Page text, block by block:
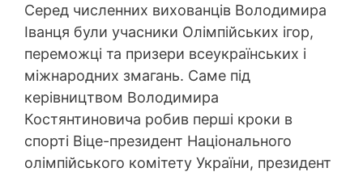
Серед численних вихованців Володимира
Іванця були учасники Олімпійських ігор,
переможці та призери всеукраїнських і
міжнародних змагань. Саме під
керівництвом Володимира
Костянтиновича робив перші кроки в
спорті Віце-президент Національного
олімпійського комітету України, президент